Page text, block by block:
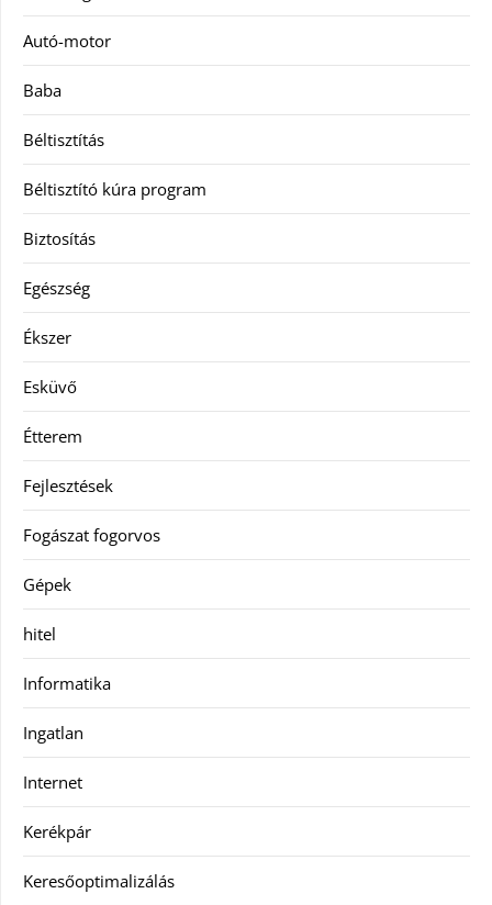
Autó-motor
Baba
Béltisztítás
Béltisztító kúra program
Biztosítás
Egészség
Ékszer
Esküvő
Étterem
Fejlesztések
Fogászat fogorvos
Gépek
hitel
Informatika
Ingatlan
Internet
Kerékpár
Keresőoptimalizálás